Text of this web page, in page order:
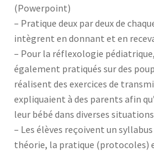
(Powerpoint)
– Pratique deux par deux de
intègrent en donnant et en
– Pour la réflexologie
également pratiqués sur des
réalisent des exercices de
expliquaient à des parents afin
leur bébé dans diverses
– Les élèves reçoivent un
théorie, la pratique (protocoles)